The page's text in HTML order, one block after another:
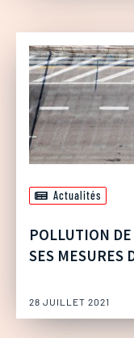
Actualités
POLLUTION
SES MESURES
28 JUILLET 2021